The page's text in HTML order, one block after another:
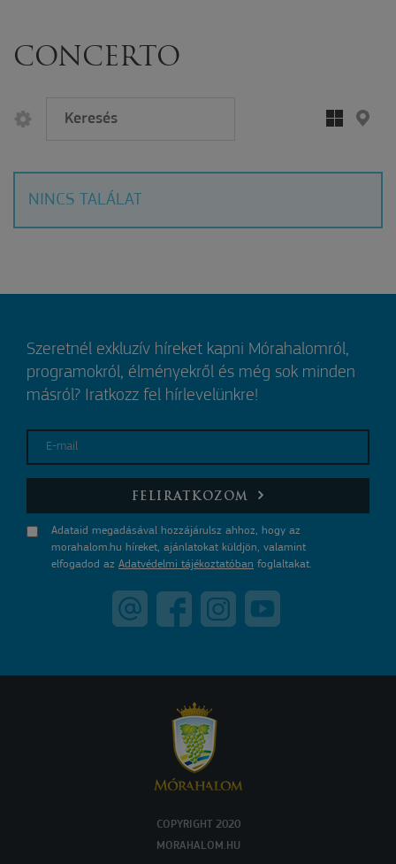
CONCERTO
NINCS TALÁLAT
Szeretnél exkluzív híreket kapni Mórahalomról,
programokról, élményekről és még sok minden
másról? Iratkozz fel hírlevelünkre!
E-mail
FELIRATKOZOM
Adataid megadásával hozzájárulsz ahhoz, hogy az
morahalom.hu híreket, ajánlatokat küldjön, valamint
elfogadod az Adatvédelmi tájékoztatóban foglaltakat.
COPYRIGHT 2020
MORAHALOM.HU